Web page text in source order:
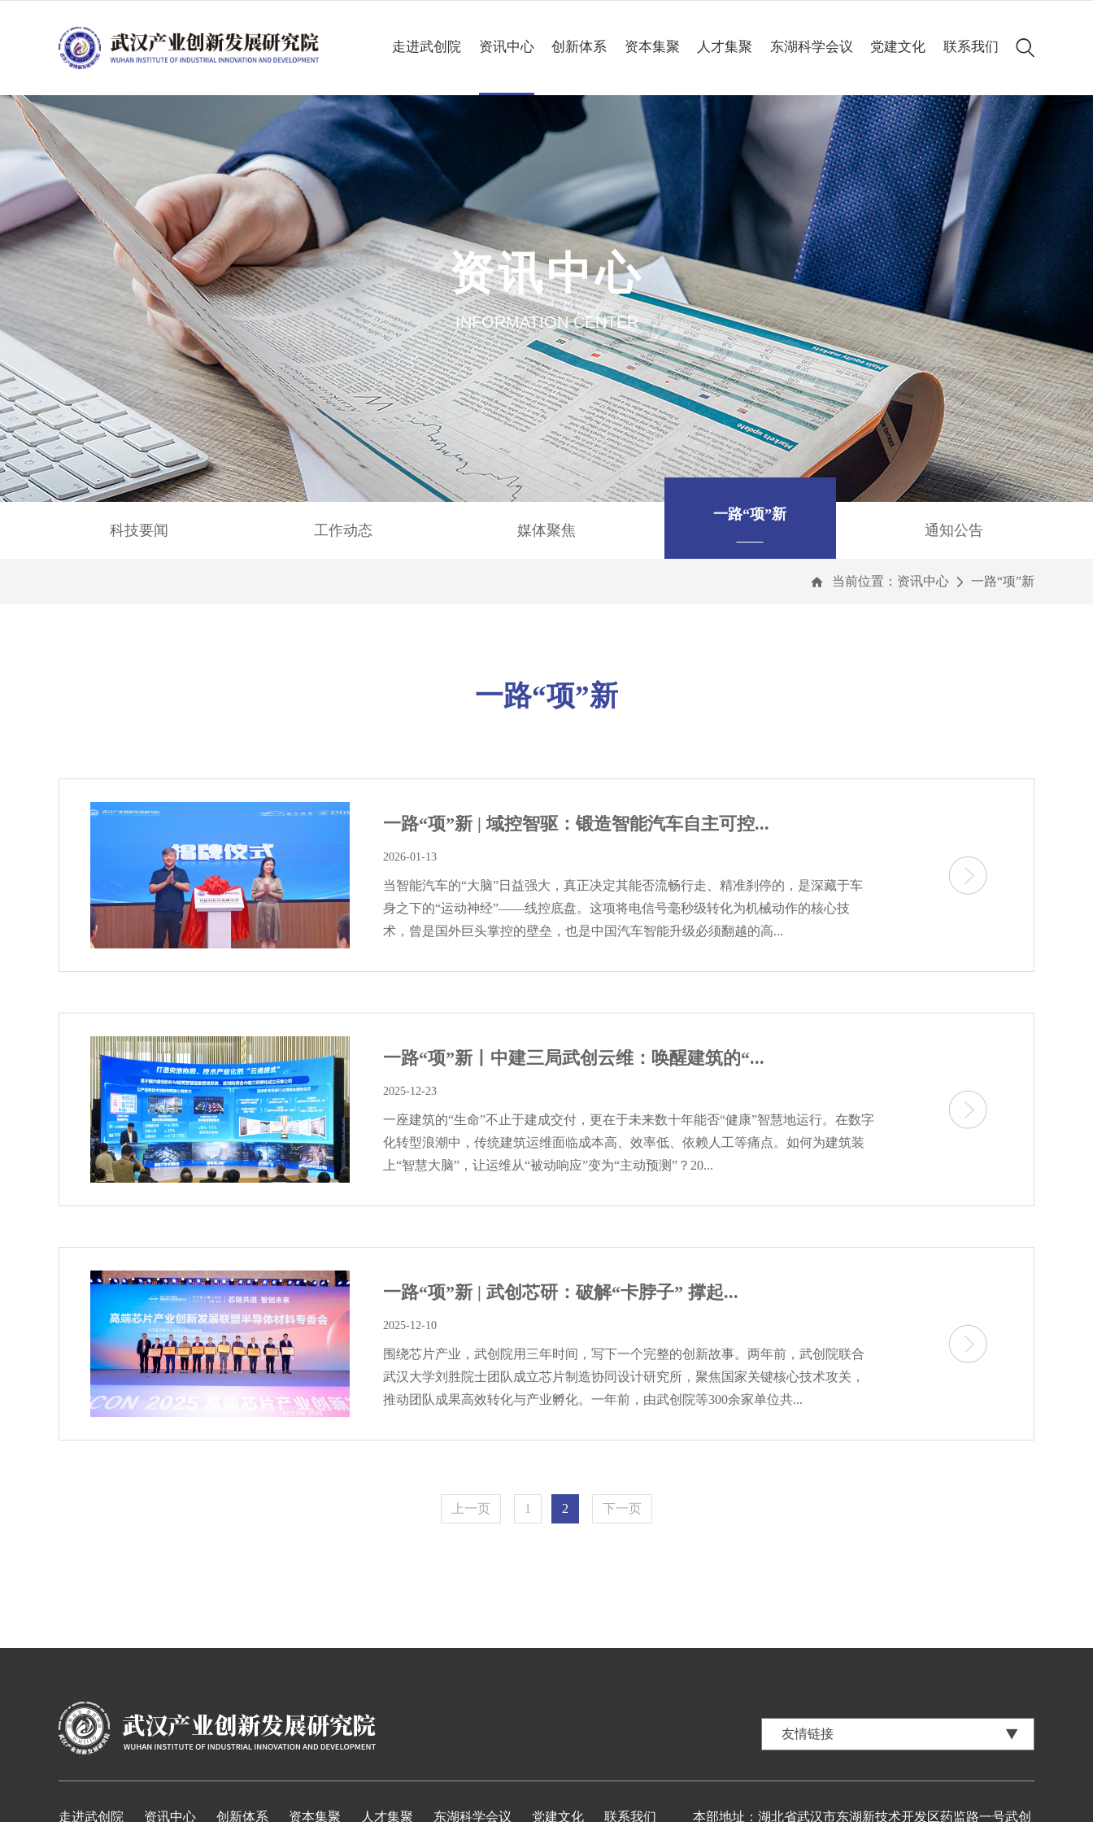
走进武创院
关于我们
理事会
大事记
园区介绍
资讯中心
科技要闻
工作动态
一路“项”新
通知公告
创新体系
专业研究所
企业联合创新中心
公共服务平台
项目意向申报
资本集聚 人才集聚 东湖科学会议
会议简介
历届集锦
高清图集
会议聚焦
精彩60秒
线上申办
党建文化
党建动态
专题专栏
联系我们
资讯中心
INFORMATION CENTER
科技要闻 工作动态 媒体聚焦
一路“项”新
通知公告
当前位置： 资讯中心 一路“项”新
一路“项”新
一路“项”新 | 域控智驱：锻造智能汽车自主可控...
2026-01-13
当智能汽车的“大脑”日益强大，真正决定其能否流畅行走、精准刹停的，是深藏于车
身之下的“运动神经”——线控底盘。这项将电信号毫秒级转化为机械动作的核心技
术，曾是国外巨头掌控的壁垒，也是中国汽车智能升级必须翻越的高...
一路“项”新丨中建三局武创云维：唤醒建筑的“...
2025-12-23
一座建筑的“生命”不止于建成交付，更在于未来数十年能否“健康”智慧地运行。在数字
化转型浪潮中，传统建筑运维面临成本高、效率低、依赖人工等痛点。如何为建筑装
上“智慧大脑”，让运维从“被动响应”变为“主动预测”？20...
一路“项”新 | 武创芯研：破解“卡脖子” 撑起...
2025-12-10
围绕芯片产业，武创院用三年时间，写下一个完整的创新故事。两年前，武创院联合
武汉大学刘胜院士团队成立芯片制造协同设计研究所，聚焦国家关键核心技术攻关，
推动团队成果高效转化与产业孵化。一年前，由武创院等300余家单位共...
上一页 1 2 下一页
走进武创院 资讯中心 创新体系 资本集聚 人才集聚 东湖科学会议 党建文化 联系我们 本部地址：湖北省武汉市东湖新技术开发区药监路一号武创